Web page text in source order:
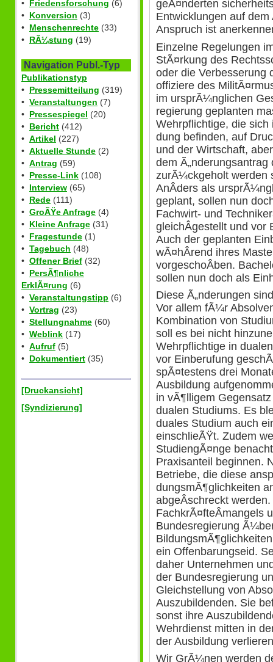
• Friedensforschung (6)
• Konversion (3)
• Menschenrechte (33)
• RÃ¼stung (19)
Navigation Publ.-Typ
Publikationstyp
• Pressemitteilung (319)
• Veranstaltungen (7)
• Pressespiegel (20)
• Bericht (412)
• Artikel (227)
• Aktuelle Stunde (2)
• Antrag (59)
• Presse-Link (108)
• Interview (65)
• Rede (111)
• GroÃŸe Anfrage (4)
• Kleine Anfrage (31)
• Fragestunde (1)
• Tagebuch (48)
• Offener Brief (32)
• PersÃ¶nliche
ErklÃ¤rung (6)
• Veranstaltungstipp (6)
• Vortrag (23)
• Stellungnahme (60)
• Weblink (17)
• Aufruf (5)
• Dokumentiert (35)
[Druckansicht]
[Syndizierung]
geÃ¤nderten
Entwicklungen auf
Anspruch ist
Einzelne Regelungen
StÃ¤rkung des
oder die
offiziere des
im ursprÃ¼nglichen
regierung geplanten
Wehrpflichtige, die
dung befinden, auf
und der Wirtschaft,
dem
zurÃ¼ckgeholt werden
AnÂ­ders als
geplant, sollen nun
Fachwirt- und
gleichÂ­gestellt und vor
Auch der geplanten
wÃ¤hÂ­rend ihres
vorgeschoÂ­ben.
sollen nun doch als
Diese Ã„nderungen
Vor allem fÃ¼r
Kombination von
soll es bei nicht
Wehrpflichtige in
vor Einberufung
spÃ¤testens drei
Ausbildung
in vÃ¶lligem
dualen Studiums. Es
duales Studium auch
einschlieÃŸt. Zudem
StudiengÃ¤nge
Praxisanteil beginnen.
Betriebe, die diese
dungsmÃ¶glichkeiten
abgeÂ­schreckt
FachkrÃ¤fteÂ­mangels
Bundesregierung
ein Offenbarungseid.
daher Unternehmen
der Bundesregierung
Gleichstellung von
Auszubildenden. Sie
sonst ihre
Wehrdienst mitten in
der Ausbildung
Wir GrÃ¼nen werden